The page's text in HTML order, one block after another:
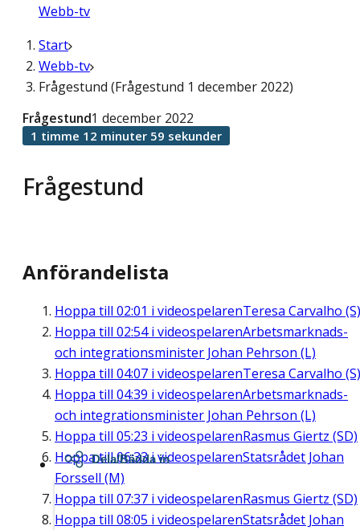
Webb-tv
Start
Webb-tv
Frågestund (Frågestund 1 december 2022)
Frågestund
Frågestund1 december 2022
1 timme 12 minuter 59 sekunder
Anförandelista
Hoppa till 02:01 i videospelarenTeresa Carvalho (S)
Hoppa till 02:54i videospelarenArbetsmarknads-
och integrationsminister Johan Pehrson (L)
Hoppa till 04:07 i videospelarenTeresa Carvalho (S)
Hoppa till 04:39 i videospelarenArbetsmarknads-
och integrationsminister Johan Pehrson (L)
Hoppa till 05:23 i videospelarenRasmus Giertz (SD)
Hoppa till06:33i videospelarenStatsrådet Johan
Forssell (M)
Hoppa till 07:37 i videospelarenRasmus Giertz (SD)
Hoppa till 08:05 i videospelarenStatsrådet Johan
Dela/Bädda in